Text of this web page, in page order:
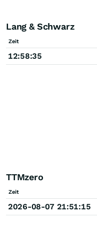
Lang & Schwarz
Zeit
12:58:35
TTMzero
Zeit
2026-08-07 21:51:15